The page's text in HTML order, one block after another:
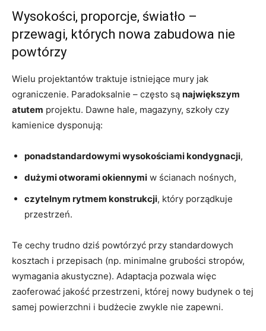
Wysokości, proporcje, światło –
przewagi, których nowa zabudowa nie
powtórzy
Wielu projektantów traktuje istniejące mury jak
ograniczenie. Paradoksalnie – często są największym
atutem projektu. Dawne hale, magazyny, szkoły czy
kamienice dysponują:
ponadstandardowymi wysokościami kondygnacji,
dużymi otworami okiennymi w ścianach nośnych,
czytelnym rytmem konstrukcji, który porządkuje
przestrzeń.
Te cechy trudno dziś powtórzyć przy standardowych
kosztach i przepisach (np. minimalne grubości stropów,
wymagania akustyczne). Adaptacja pozwala więc
zaoferować jakość przestrzeni, której nowy budynek o tej
samej powierzchni i budżecie zwykle nie zapewni.